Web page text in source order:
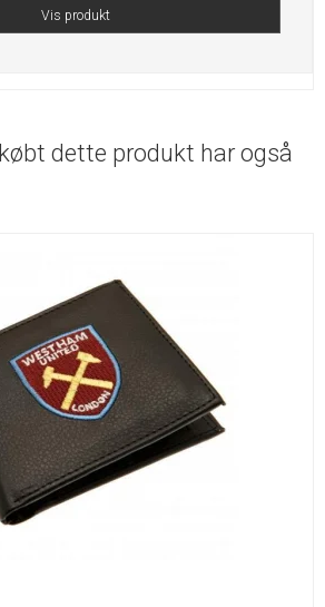
Vis produkt
dette produkt har også